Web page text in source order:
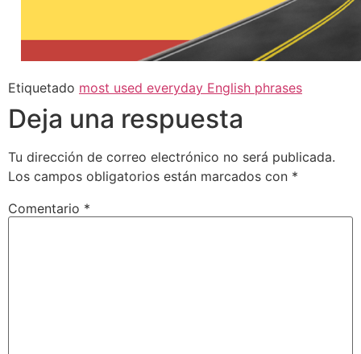
Etiquetado most used everyday English phrases
Deja una respuesta
Tu dirección de correo electrónico no será publicada.
Los campos obligatorios están marcados con *
Comentario *